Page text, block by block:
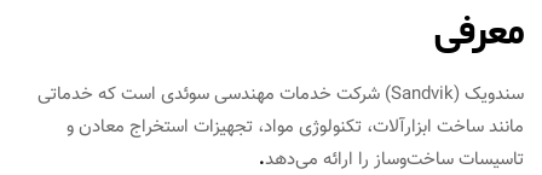
معرفی
سندویک (Sandvik) شرکت خدمات مهندسی سوئدی است که خدماتی
مانند ساخت ابزارآلات، تکنولوژی مواد، تجهیزات استخراج معادن و
تاسیسات ساخت‌وساز را ارائه می‌دهد.